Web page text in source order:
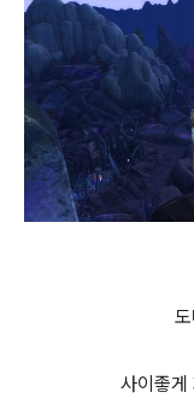
사이좋게